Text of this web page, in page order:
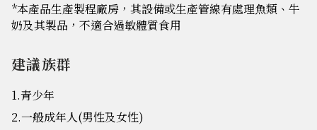
*本產品生產製程廠房，其設備或生產管線有處理魚類、牛
奶及其製品，不適合過敏體質食用
建議族群
1.青少年
2.一般成年人(男性及女性)